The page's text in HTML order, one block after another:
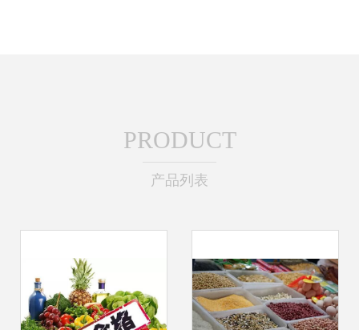
PRODUCT
产品列表